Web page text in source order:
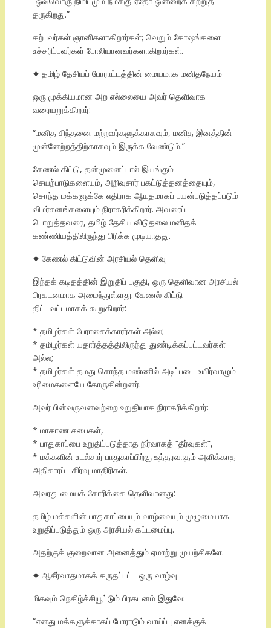
தருகிறது.”
கற்பவர்கள் ஞானிகளாகிறார்கள்; வெறும் கோஷங்களை
உச்சரிப்பவர்கள் போலியானவர்களாகிறார்கள்.
✦ தமிழ் தேசியப் போராட்டத்தின் மையமாக மனிதநேயம்
ஒரு முக்கியமான அற எல்லையை அவர் தெளிவாக
வரையறுக்கிறார்:
“மனித சிந்தனை மற்றவர்களுக்காகவும், மனித இனத்தின்
முன்னேற்றத்திற்காகவும் இருக்க வேண்டும்.”
கேணல் கிட்டு, தன்முனைப்பால் இயங்கும்
செயற்பாடுகளையும், அறிவுசார் பகட்டுத்தனத்தையும்,
சொந்த மக்களுக்கே எதிராக ஆயுதமாகப் பயன்படுத்தப்படும்
விமர்சனங்களையும் நிராகரிக்கிறார். அவரைப்
பொறுத்தவரை, தமிழ் தேசிய விடுதலை மனிதக்
கண்ணியத்திலிருந்து பிரிக்க முடியாதது.
✦ கேணல் கிட்டுவின் அரசியல் தெளிவு
இந்தக் கடிதத்தின் இறுதிப் பகுதி, ஒரு தெளிவான அரசியல்
பிரகடனமாக அமைந்துள்ளது. கேணல் கிட்டு
திட்டவட்டமாகக் கூறுகிறார்:
* தமிழர்கள் பேராசைக்காரர்கள் அல்ல;
* தமிழர்கள் யதார்த்தத்திலிருந்து துண்டிக்கப்பட்டவர்கள்
அல்ல;
* தமிழர்கள் தமது சொந்த மண்ணில் அடிப்படை உயிர்வாழும்
உரிமைகளையே கோருகின்றனர்.
அவர் பின்வருவனவற்றை உறுதியாக நிராகரிக்கிறார்:
* மாகாண சபைகள்,
* பாதுகாப்பை உறுதிப்படுத்தாத நிர்வாகத் “தீர்வுகள்”,
* மக்களின் உடல்சார் பாதுகாப்பிற்கு உத்தரவாதம் அளிக்காத
அதிகாரப் பகிர்வு மாதிரிகள்.
அவரது மையக் கோரிக்கை தெளிவானது:
தமிழ் மக்களின் பாதுகாப்பையும் வாழ்வையும் முழுமையாக
உறுதிப்படுத்தும் ஒரு அரசியல் கட்டமைப்பு.
அதற்குக் குறைவான அனைத்தும் ஏமாற்று முயற்சிகளே.
✦ ஆசீர்வாதமாகக் கருதப்பட்ட ஒரு வாழ்வு
மிகவும் நெகிழ்ச்சியூட்டும் பிரகடனம் இதுவே:
“எனது மக்களுக்காகப் போராடும் வாய்ப்பு எனக்குக்